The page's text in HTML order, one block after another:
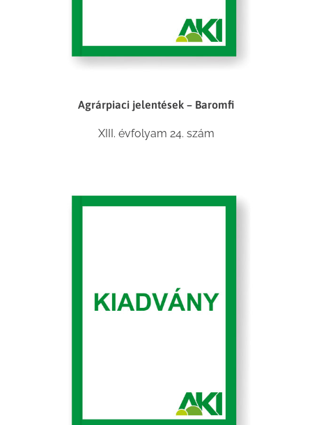
Agrárpiaci jelentések – Baromfi
XIII. évfolyam 24. szám